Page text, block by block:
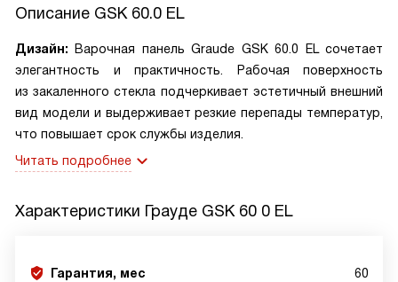
Описание GSK 60.0 EL
Дизайн: Варочная панель Graude GSK 60.0 EL сочетает
элегантность и практичность. Рабочая поверхность
из закаленного стекла подчеркивает эстетичный внешний
вид модели и выдерживает резкие перепады температур,
что повышает срок службы изделия.
Читать подробнее
Характеристики Грауде GSK 60 0 EL
Гарантия, мес 60